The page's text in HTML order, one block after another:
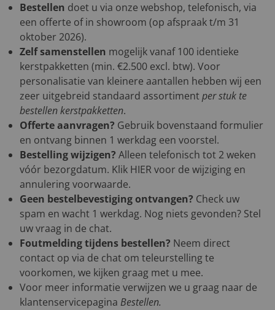
Bestellen doet u via onze webshop, telefonisch, via
een offerte of in showroom (op afspraak t/m 31
oktober 2026).
Zelf samenstellen mogelijk vanaf 100 identieke
kerstpakketten (min. €2.500 excl. btw). Voor
personalisatie van kleinere aantallen hebben wij een
zeer uitgebreid standaard assortimentper stuk te
bestellen kerstpakketten.
Offerte aanvragen? Gebruik bovenstaand formulier
en ontvang binnen 1 werkdag een voorstel.
Bestelling wijzigen? Alleen telefonisch tot 2 weken
vóór bezorgdatum. Klik HIERvoor de wijziging en
annulering voorwaarde.
Geen bestelbevestiging ontvangen? Check uw
spam en wacht 1 werkdag. Nog niets gevonden? Stel
uw vraag in de chat.
Foutmelding tijdens bestellen? Neem direct
contact op via de chat om teleurstelling te
voorkomen, we kijken graag met u mee.
Voor meer informatie verwijzen we u graag naar de
klantenservicepagina Bestellen.